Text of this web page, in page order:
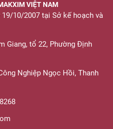
VIỆT NAM
19/10/2007 tại Sở kế hoạch và
Giang, tổ 22, Phường Định
Nghiệp Ngọc Hồi, Thanh